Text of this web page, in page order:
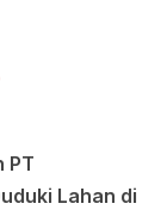
PT
Lahan di